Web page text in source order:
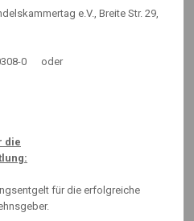
e.V., Breite Str. 29,
0 oder
die
für die erfolgreiche